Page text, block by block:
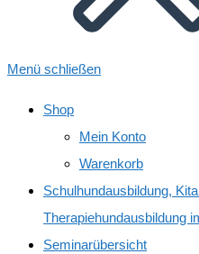
Menü schließen
Shop
Mein Konto
Warenkorb
Schulhundausbildung,
Therapiehundausbildung
Seminarübersicht